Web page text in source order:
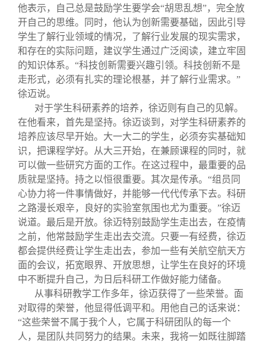
他表示，自己总是鼓励学生要学会“胡思乱想”，完全放
开自己的思维。同时，他认为创新需要基础，因此引导
学生了解行业领域的情况，了解行业发展的现实需求，
和存在的实际问题，建议学生通过广泛阅读，建立牢固
的知识体系。“科技创新需要兴趣引领。科技创新不是
走形式，必须有扎实的理论根基，并了解行业需求。”
徐迈说。
对于学生科研素养的培养，徐迈则有自己的见解。
在他看来，首先是坚持。徐迈谈到，对学生科研素养的
培养应该尽早开始。大一大二的学生，必须夯实基础知
识，把课程学好。从大三开始，在兼顾课程的同时，就
可以做一些研究方面的工作。在这过程中，最重要的品
质就是坚持。持之以恒很重要。其次是传承。“组员同
心协力将一件事情做好，并能够一代代传承下去。科研
之路漫长艰辛，良好的实验室氛围也尤为重要。”徐迈
说道。最后是开放。徐迈特别鼓励学生走出去，在疫情
之前，他常鼓励学生走出去交流。只要一有经费，徐迈
都会提供经费让学生走出去，参加一些有关航空航天方
面的会议，拓宽眼界、开放思想，让学生在良好的环境
中不断提升自己，为日后科研工作做好能力储备。
从事科研教学工作多年，徐迈获得了一些荣誉。面
对取得的荣誉，他显得低调平和。用他自己的话来说：
“这些荣誉不属于我个人，它属于科研团队的每一个
人，是团队共同努力的结果。未来，我将一如既往脚踏